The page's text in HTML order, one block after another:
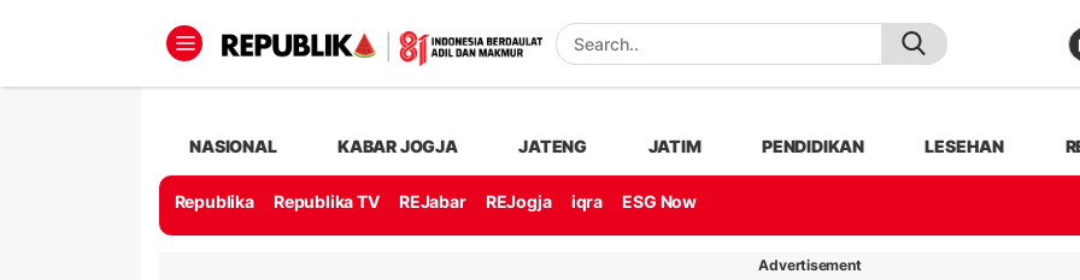
NASIONAL KABAR JOGJA JATENG JATIM PENDIDIKAN LESEHAN
Republika Republika TV REJabar REJogja iqra ESG Now
Advertisement